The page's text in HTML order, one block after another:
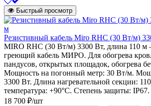
Быстрый просмотр
Резистивный кабель Miro RHC (30 Вт/м)
MIRO RHC (30 Вт/м) 3300 Вт, длина 110 м
греющий кабель МИРО. Для обогрева
пандусов, открытых площадок, обогрева
Мощность на погонный метр: 30 Вт/м.
3300 Вт. Длина нагревательной секции:
температура: +90°С. Степень защиты: IP67.
18 700 ₽/шт